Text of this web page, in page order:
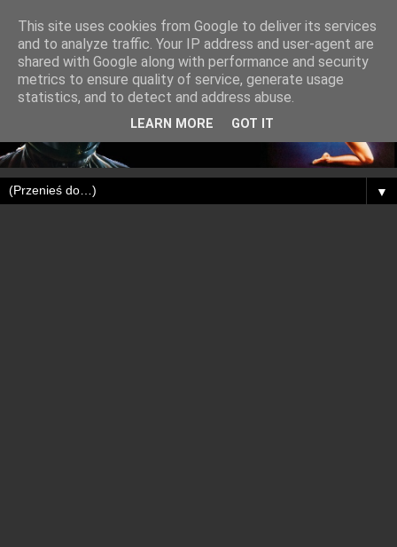
▼
This site uses cookies from Google to deliver its services
and to analyze traffic. Your IP address and user-agent are
shared with Google along with performance and security
metrics to ensure quality of service, generate usage
statistics, and to detect and address abuse.
LEARN MORE GOT IT